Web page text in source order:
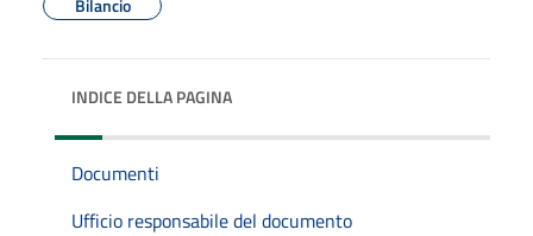
INDICE DELLA PAGINA
Documenti
Ufficio responsabile del documento